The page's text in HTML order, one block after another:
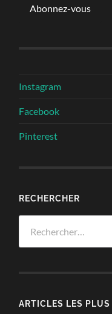
Abonnez-vous
Instagram
Facebook
Pinterest
RECHERCHER
ARTICLES LES